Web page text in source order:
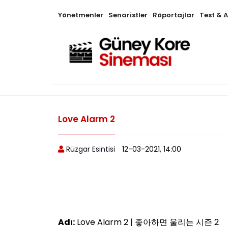
Yönetmenler Senaristler Röportajlar Test &
Love Alarm 2
Rüzgar Esintisi 12-03-2021, 14:00
Adı: Love Alarm 2 | 좋아하면 울리는 시즌 2